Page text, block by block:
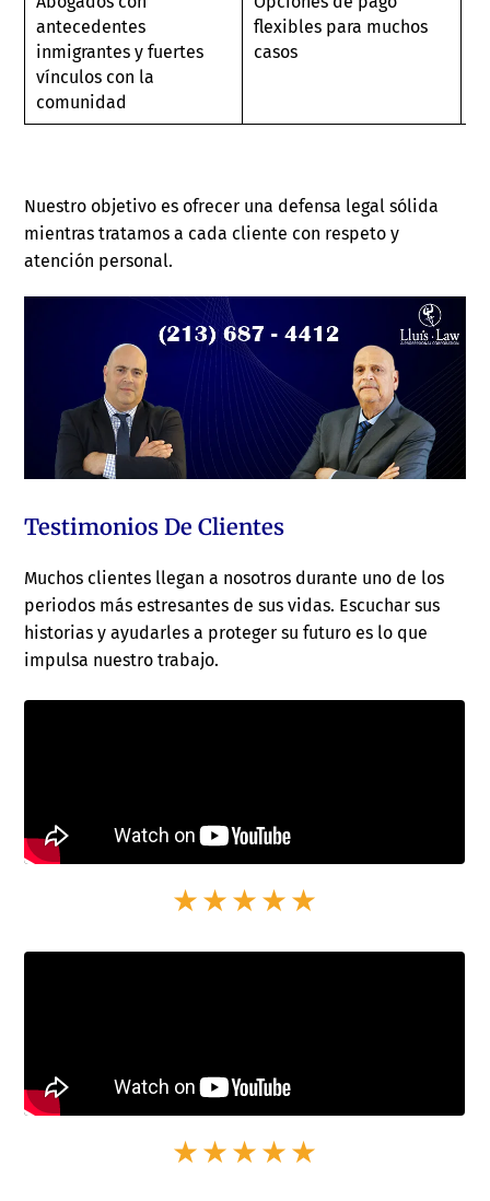
antecedentes
inmigrantes y fuertes
vínculos con la
comunidad
flexibles para muchos
casos
Nuestro objetivo es ofrecer una defensa legal sólida
mientras tratamos a cada cliente con respeto y
atención personal.
Testimonios De Clientes
Muchos clientes llegan a nosotros durante uno de los
periodos más estresantes de sus vidas. Escuchar sus
historias y ayudarles a proteger su futuro es lo que
impulsa nuestro trabajo.
★★★★★
★★★★★